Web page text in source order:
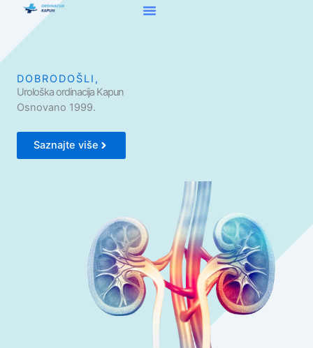
content
DOBRODOŠLI,
Urološka ordinacija Kapun
Osnovano 1999.
Saznajte više